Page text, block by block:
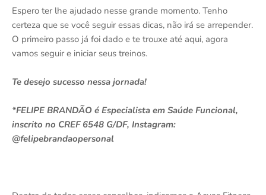
Espero ter lhe ajudado nesse grande momento. Tenho
certeza que se você seguir essas dicas, não irá se arrepender.
O primeiro passo já foi dado e te trouxe até aqui, agora
vamos seguir e iniciar seus treinos.
Te desejo sucesso nessa jornada!
*FELIPE BRANDÃO é Especialista em Saúde Funcional,
inscrito no CREF 6548 G/DF, Instagram:
@felipebrandaopersonal